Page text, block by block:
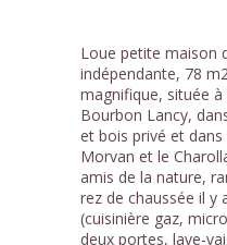
Loue petite maison
indépendante, 78
magnifique, située
Bourbon Lancy,
et bois privé et
Morvan et le
amis de la nature,
rez de chaussée il y
(cuisinière gaz,
deux portes, lave-